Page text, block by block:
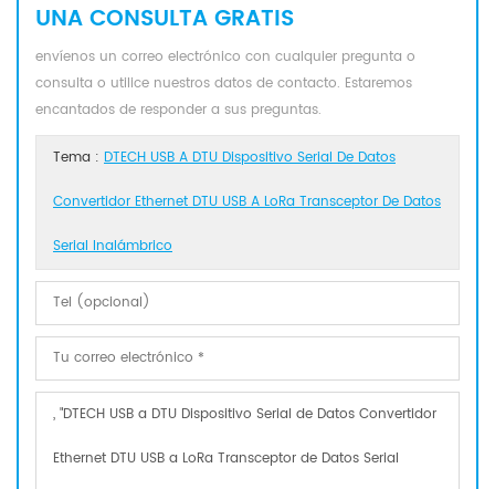
UNA CONSULTA GRATIS
envíenos un correo electrónico con cualquier pregunta o
consulta o utilice nuestros datos de contacto. Estaremos
encantados de responder a sus preguntas.
Tema : DTECH USB A DTU Dispositivo Serial De Datos
Convertidor Ethernet DTU USB A LoRa Transceptor De Datos
Serial Inalámbrico